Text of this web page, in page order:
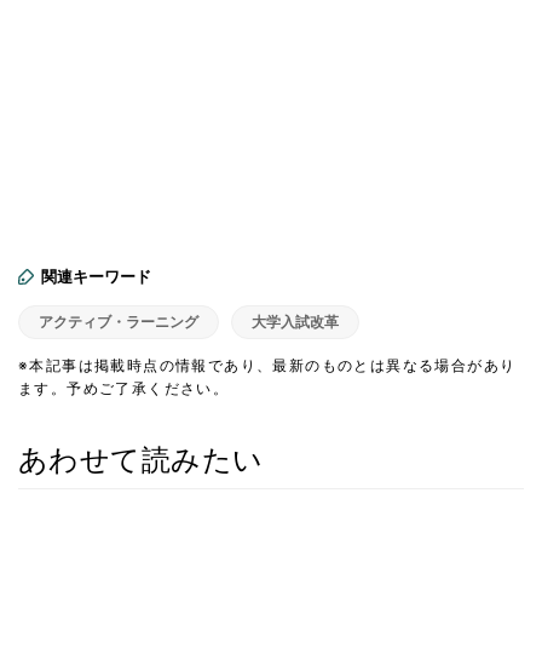
関連キーワード
アクティブ・ラーニング 大学入試改革
※本記事は掲載時点の情報であり、最新のものとは異なる場合があり
ます。予めご了承ください。
あわせて読みたい